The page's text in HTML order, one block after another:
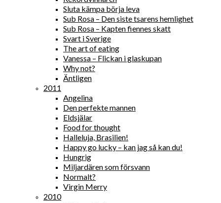
Sluta kämpa börja leva
Sub Rosa – Den siste tsarens hemlighet
Sub Rosa – Kapten fiennes skatt
Svart i Sverige
The art of eating
Vanessa – Flickan i glaskupan
Why not?
Äntligen
2011
Angelina
Den perfekte mannen
Eldsjälar
Food for thought
Halleluja, Brasilien!
Happy go lucky – kan jag så kan du!
Hungrig
Miljardären som försvann
Normalt?
Virgin Merry
2010